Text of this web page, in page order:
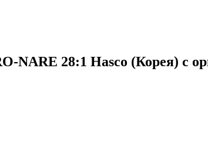
NARE 28:1 Hasco (Корея) с